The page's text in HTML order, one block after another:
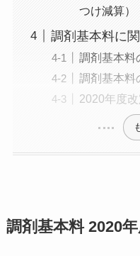
つけ減算）
調剤基本料に
調剤基本料
調剤基本料
2020年度
調剤基本料 2020